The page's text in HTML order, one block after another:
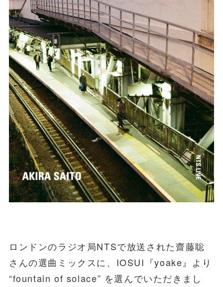
ロンドンのラジオ局NTSで放送された齋藤聡
さんの選曲ミックスに、IOSUI『yoake』より
“fountain of solace” を選んでいただきまし